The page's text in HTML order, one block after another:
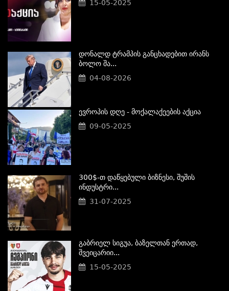
15-05-2025
Დონალდ Ტრამპის Განცხადებით Ირანს
Ბოლო Შა...
04-08-2026
Ევროპის Დღე - Მოქალაქეების Აქცია
09-05-2025
300$-Თ Დაწყებული Ბიზნესი, Შუშის
Ინდუსტრი...
31-07-2025
Გაბრიელ Სიგუა, Ბაზელთან Ერთად,
Შვეიცარიი...
15-05-2025